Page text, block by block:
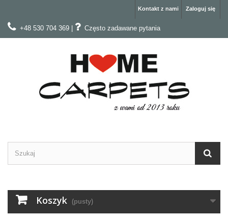
Zaloguj się
Kontakt z nami
+48 530 704 369 Często zadawane pytania
Koszyk (pusty)